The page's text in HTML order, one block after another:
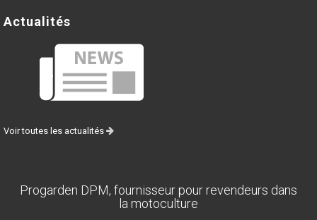
Actualités
Voir toutes les actualités
Progarden DPM, fournisseur pour revendeurs dans
la motoculture